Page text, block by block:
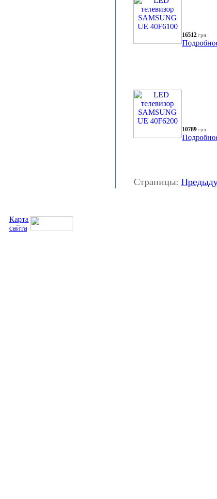
16512 грн.
10789 грн.
Страницы:
Карта
сайта